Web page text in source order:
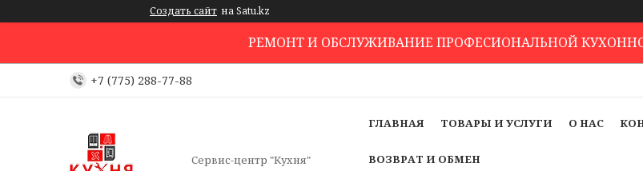
Создать сайт на Satu.kz
РЕМОНТ И ОБСЛУЖИВАНИЕ ПРОФЕСИОНАЛЬНОЙ
+7 (775) 288-77-88
Сервис-центр "Кухня"
ГЛАВНАЯ ТОВАРЫ И УСЛУГИ О НАС
ВОЗВРАТ И ОБМЕН